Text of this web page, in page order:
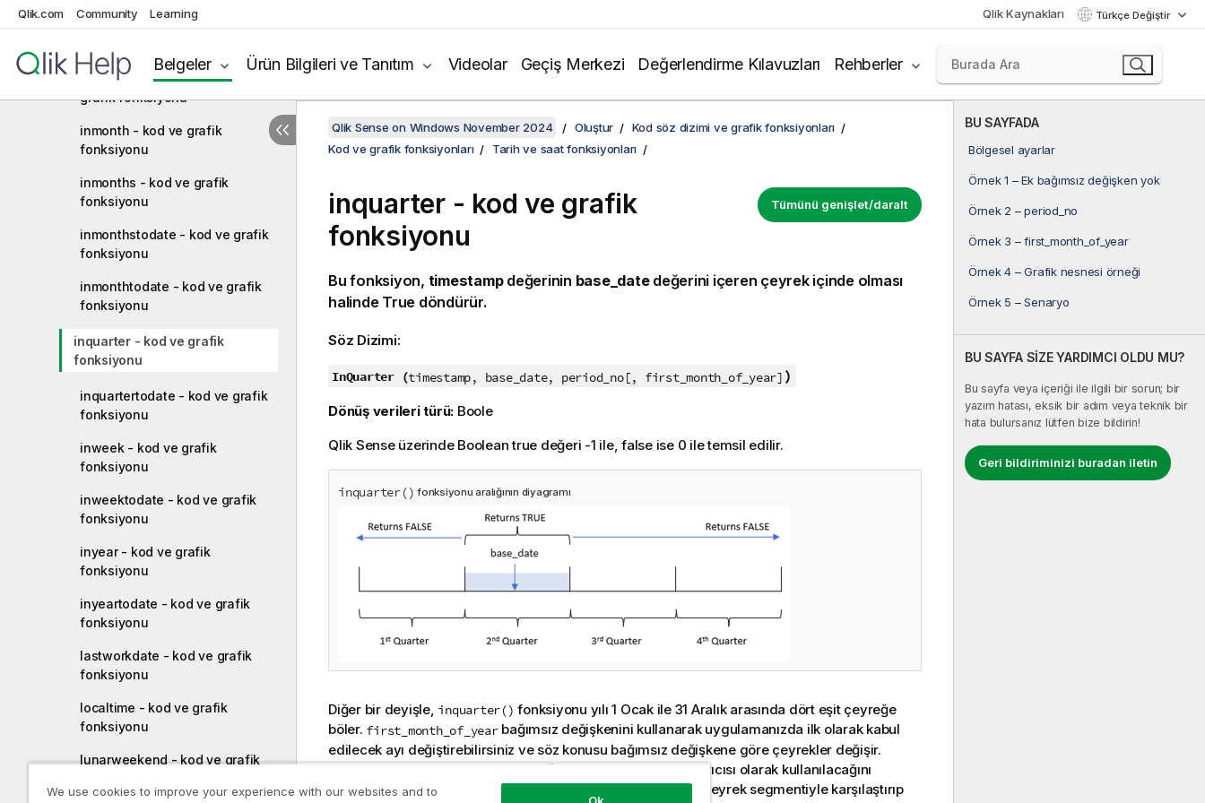
Qlik.com Community Learning Qlik Kaynakları Türkçe Değiştir
Belgeler Ürün Bilgileri ve Tanıtım Videolar Geçiş Merkezi Değerlendirme Kılavuzları Rehberler
inlunarweek - kod ve grafik
inlunarweektodate - kod ve
grafik fonksiyonu
inmonth - kod ve grafik
fonksiyonu
inmonths - kod ve grafik
fonksiyonu
inmonthstodate - kod ve grafik
fonksiyonu
inmonthtodate - kod ve grafik
fonksiyonu
inquarter - kod ve grafik
fonksiyonu
inquartertodate - kod ve grafik
fonksiyonu
inweek - kod ve grafik
fonksiyonu
inweektodate - kod ve grafik
fonksiyonu
inyear - kod ve grafik
fonksiyonu
inyeartodate - kod ve grafik
fonksiyonu
lastworkdate - kod ve grafik
fonksiyonu
localtime - kod ve grafik
fonksiyonu
lunarweekend - kod ve grafik
BU SAYFADA
Bölgesel ayarlar
Örnek 1 – Ek bağımsız değişken yok
Örnek 2 – period_no
Örnek 3 – first_month_of_year
Örnek 4 – Grafik nesnesi örneği
Örnek 5 – Senaryo
BU SAYFA SİZE YARDIMCI OLDU MU?
Bu sayfa veya içeriği ile ilgili bir sorun; bir
yazım hatası, eksik bir adım veya teknik bir
hata bulursanız lütfen bize bildirin!
Geri bildiriminizi buradan iletin
Qlik Sense on Windows November 2024 Oluştur
Kod söz dizimi ve grafik fonksiyonları
Kod ve grafik fonksiyonları
Tarih ve saat fonksiyonları
Tümünü genişlet/daralt
inquarter - kod ve grafik
fonksiyonu
Bu fonksiyon, timestampdeğerinin base_datedeğerini içeren çeyrek içinde olması
halinde True döndürür.
Söz Dizimi:
InQuarter (timestamp, base_date, period_no[, first_month_of_year] )
Dönüş verileri türü: Boole
Qlik Senseüzerinde Boolean true değeri -1 ile, false ise 0 ile temsil edilir.
inquarter() fonksiyonu aralığının diyagramı
Diğer bir deyişle, inquarter() fonksiyonu yılı 1 Ocak ile 31 Aralık arasında dört eşit çeyreğe
böler. first_month_of_yearbağımsız değişkenini kullanarak uygulamanızda ilk olarak kabul
edilecek ayı değiştirebilirsiniz ve söz konusu bağımsız değişkene göre çeyrekler değişir.
fonksiyonu, hangi çeyreğin fonksiyonun karşılaştırıcısı olarak kullanılacağını
tanımlar. Son olarak, fonksiyon tarih değerlerini söz konusu çeyrek segmentiyle karşılaştırıp
We use cookies to improve your experience with our websites and to